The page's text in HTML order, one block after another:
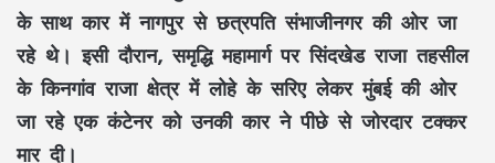
के साथ कार में नागपुर से छत्रपति संभाजीनगर की ओर जा
रहे थे। इसी दौरान, समृद्धि महामार्ग पर सिंदखेड राजा तहसील
के किनगांव राजा क्षेत्र में लोहे के सरिए लेकर मुंबई की ओर
जा रहे एक कंटेनर को उनकी कार ने पीछे से जोरदार टक्कर
मार दी।